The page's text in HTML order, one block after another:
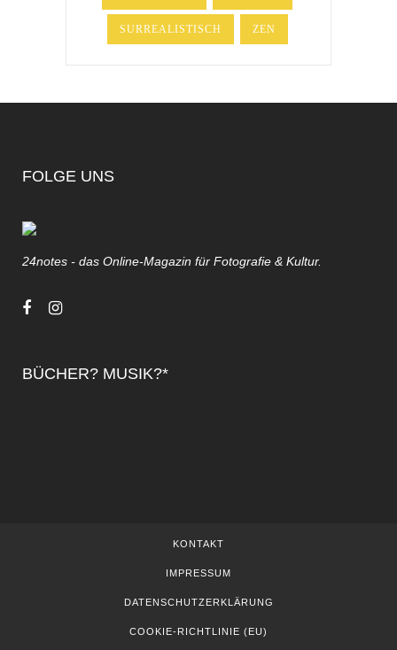
SURREALISTISCH ZEN
FOLGE UNS
24notes - das Online-Magazin für Fotografie & Kultur.
BÜCHER? MUSIK?*
KONTAKT
IMPRESSUM
DATENSCHUTZERKLÄRUNG
COOKIE-RICHTLINIE (EU)